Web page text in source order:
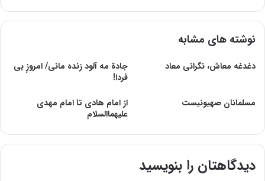
نوشته های مشابه
دغدغه معاش، نگرانى معاد
جادة مه آلود زنده مانی/ امروزِ بی
فردا!
مسلمانان صهیونیست
از امام هادی تا امام مهدی
علیهماالسلام
دیدگاهتان را بنویسید